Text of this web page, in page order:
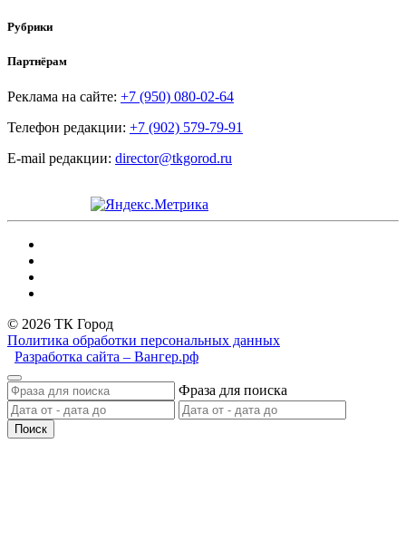
Рубрики
Партнёрам
Реклама на сайте: +7 (950) 080-02-64
Телефон редакции: +7 (902) 579-79-91
E-mail редакции: director@tkgorod.ru
© 2026 ТК Город
Политика обработки персональных данных
Разработка сайта – Вангер.рф
Фраза для поиска
Поиск